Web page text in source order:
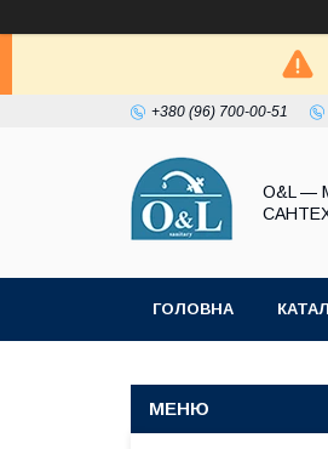
+380 (96) 700-00-51
O&L —
ГОЛОВНА